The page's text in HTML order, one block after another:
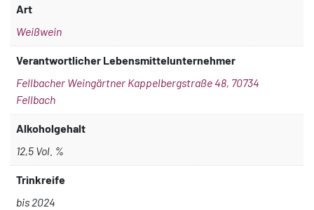
Art
Weißwein
Verantwortlicher Lebensmittelunternehmer
Fellbacher Weingärtner Kappelbergstraße 48, 70734
Fellbach
Alkoholgehalt
12,5 Vol. %
Trinkreife
bis 2024